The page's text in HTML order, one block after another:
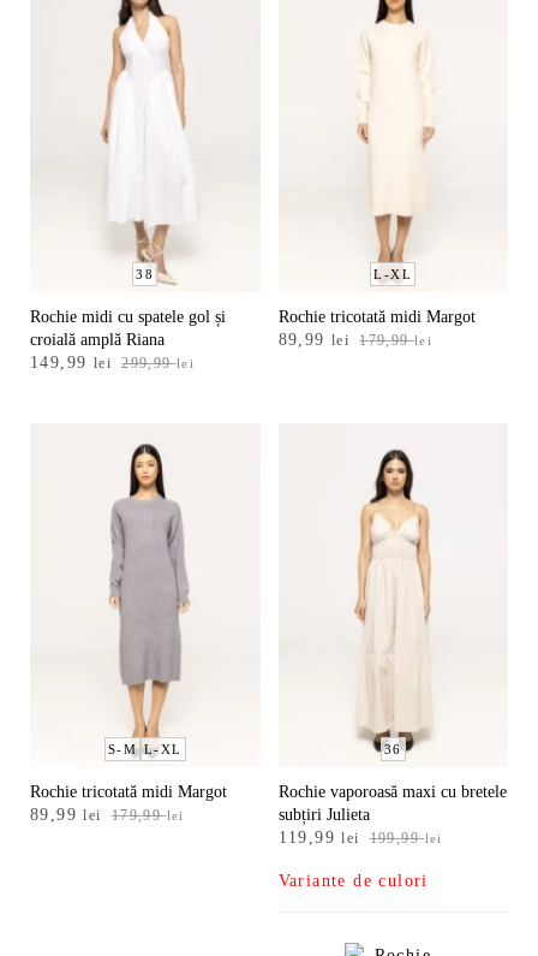
38
Rochie midi cu spatele gol și
croială amplă Riana
299,99lei
Prețul
149,99 lei
Prețul
L-XL
Rochie tricotată midi Margot
179,99lei
Prețul
89,99 lei
Prețul
S-M L-XL
Rochie tricotată midi Margot
179,99lei
Prețul
89,99lei
Prețul
36
Rochie vaporoasă maxi cu bretele
subțiri Julieta
199,99lei
Prețul
a
fost:
119,99lei
Prețul
este:
119,99 lei.
Variante de culori